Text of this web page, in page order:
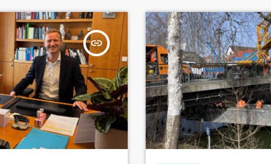
insert_link